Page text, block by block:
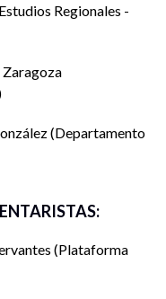
al que las empresas
acciones
de recuperación
Estudios Regionales -
Departamento
Plataforma